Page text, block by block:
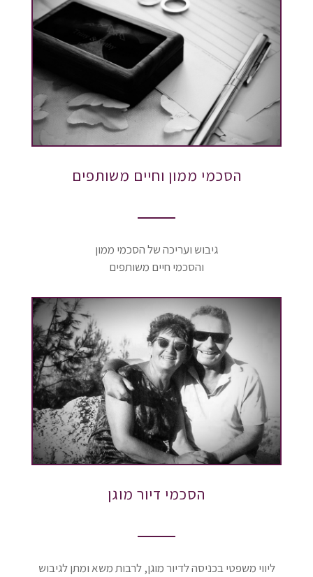
הסכמי ממון וחיים משותפים
גיבוש ועריכה של הסכמי ממון
והסכמי חיים משותפים
הסכמי דיור מוגן
ליווי משפטי בכניסה לדיור מוגן, לרבות משא ומתן לגיבוש